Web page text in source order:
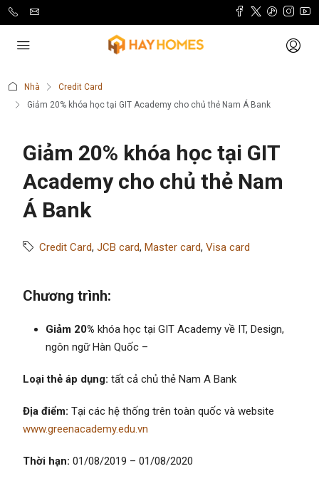
Nhà
Credit Card
Giảm 20% khóa học tại GIT Academy cho chủ thẻ Nam Á Bank
Giảm 20% khóa học tại GIT
Academy cho chủ thẻ Nam
Á Bank
Credit Card, JCB card, Master card, Visa card
Chương trình:
Giảm 20% khóa học tại GIT Academy về IT, Design,
ngôn ngữ Hàn Quốc –
Loại thẻ áp dụng: tất cả chủ thẻ Nam A Bank
Địa điểm: Tại các hệ thống trên toàn quốc và website
www.greenacademy.edu.vn
Thời hạn: 01/08/2019 – 01/08/2020